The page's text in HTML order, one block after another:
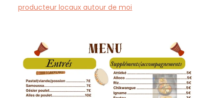
producteur locaux autour de moi